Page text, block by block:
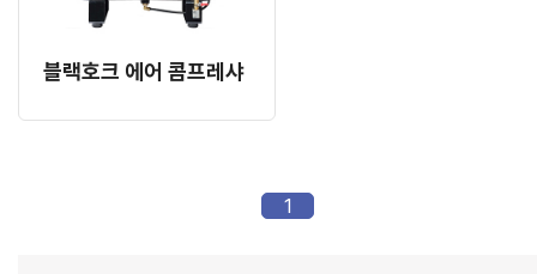
블랙호크 에어 콤프레샤
1